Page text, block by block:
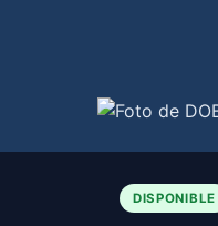
DISPONIBLE